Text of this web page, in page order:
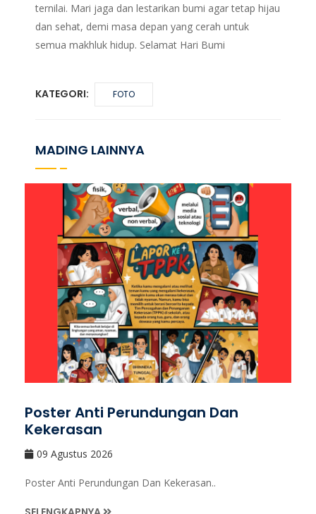
ternilai. Mari jaga dan lestarikan bumi agar tetap hijau
dan sehat, demi masa depan yang cerah untuk
semua makhluk hidup. Selamat Hari Bumi
KATEGORI: FOTO
MADING LAINNYA
Poster Anti Perundungan Dan
Kekerasan
09 Agustus 2026
Poster Anti Perundungan Dan Kekerasan..